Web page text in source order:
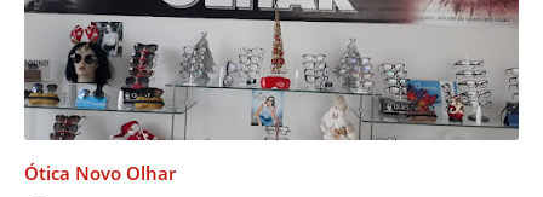
Ótica Novo Olhar